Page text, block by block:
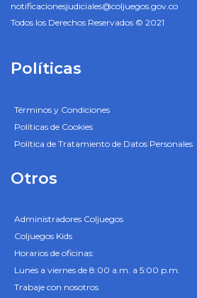
notificacionesjudiciales@coljuegos.gov.co
Todos los Derechos Reservados © 2021
Políticas
Términos y Condiciones
Políticas de Cookies
Política de Tratamiento de Datos Personales
Otros
Administradores Coljuegos
Coljuegos Kids
Horarios de oficinas:
Lunes a viernes de 8:00 a.m. a 5:00 p.m.
Trabaje con nosotros